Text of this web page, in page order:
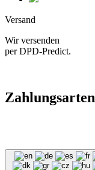
Versand
Wir versenden
per DPD-Predict.
Zahlungsarten